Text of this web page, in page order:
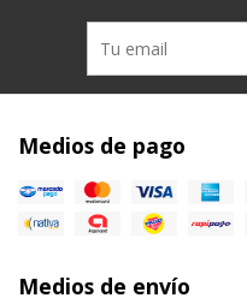
Medios de pago
Medios de envío